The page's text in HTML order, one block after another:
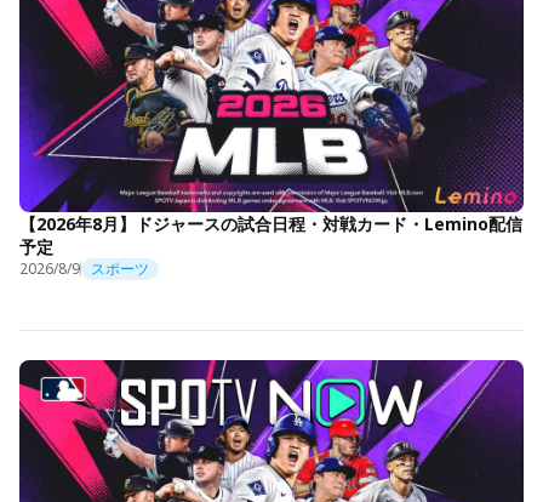
【2026年8月】ドジャースの試合日程・対戦カード・Lemino配信
予定
2026/8/9 スポーツ